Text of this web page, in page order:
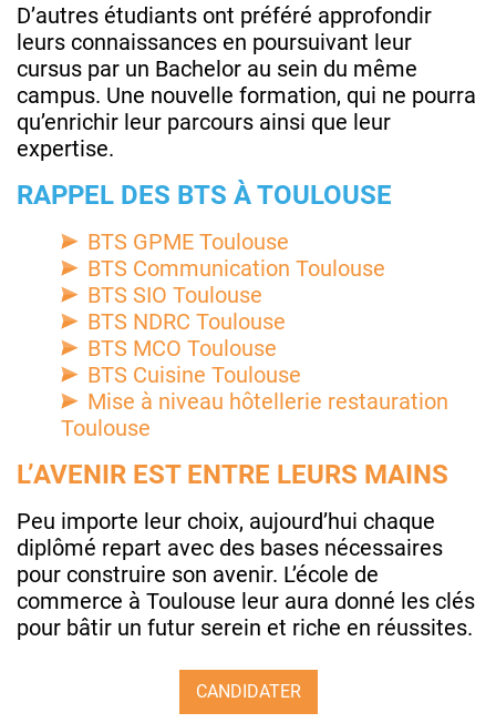
D’autres étudiants ont préféré approfondir
leurs connaissances en poursuivant leur
cursus par un Bachelor au sein du même
campus. Une nouvelle formation, qui ne pourra
qu’enrichir leur parcours ainsi que leur
expertise.
RAPPEL DES BTS À TOULOUSE
BTS GPME Toulouse
BTS Communication Toulouse
BTS SIO Toulouse
BTS NDRC Toulouse
BTS MCO Toulouse
BTS Cuisine Toulouse
Mise à niveau hôtellerie restauration
Toulouse
L’AVENIR EST ENTRE LEURS MAINS
Peu importe leur choix, aujourd’hui chaque
diplômé repart avec des bases nécessaires
pour construire son avenir. L’école de
commerce à Toulouse leur aura donné les clés
pour bâtir un futur serein et riche en réussites.
CANDIDATER